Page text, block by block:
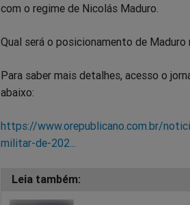
com o regime de Nicolás Maduro.
Qual será o posicionamento de
Para saber mais detalhes, acesso o
abaixo:
https://www.orepublicano.com.br/
militar-de-202...